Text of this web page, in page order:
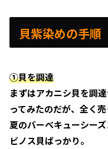
貝紫染めの手順
①貝を調達
まずはアカニシ貝を調
ってみたのだが、全く売
夏のバーベキューシー
ビノス貝ばっかり。